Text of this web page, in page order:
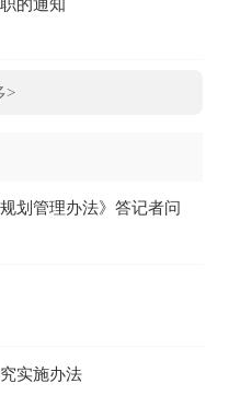
>
划管理办法》答记者问
实施办法